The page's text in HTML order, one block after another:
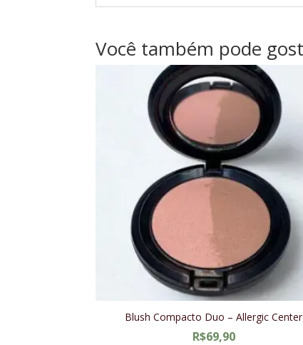
Você também pode
Blush Compacto Duo – Allergic Center
R$69,90